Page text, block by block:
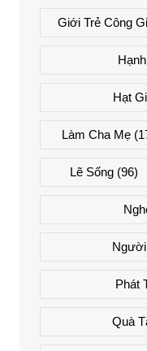
Giới Trẻ Công
Hạt
Làm Cha Mẹ
Lẽ Sống (96)
Phát
Quà